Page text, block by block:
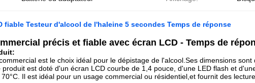
fiable Testeur d'alcool de l'haleine 5 secondes Temps de réponse
précis et fiable avec écran LCD - Temps de
est le choix idéal pour le dépistage de l'alcool.Ses dimensions
est doté d'un écran LCD courbe de 1,4 pouce, d'une LED flash et
Il est idéal pour un usage commercial ou résidentiel,et fournit des